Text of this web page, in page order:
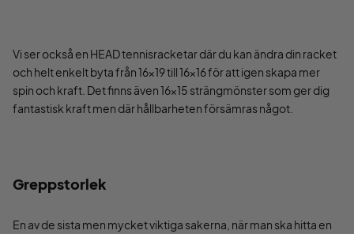
Vi ser också en HEAD tennisracketar där du kan ändra din racket
och helt enkelt byta från 16x19 till 16x16 för att igen skapa mer
spin och kraft. Det finns även 16x15 strängmönster som ger dig
fantastisk kraft men där hållbarheten försämras något.
Greppstorlek
En av de sista men mycket viktiga sakerna, när man ska hitta en